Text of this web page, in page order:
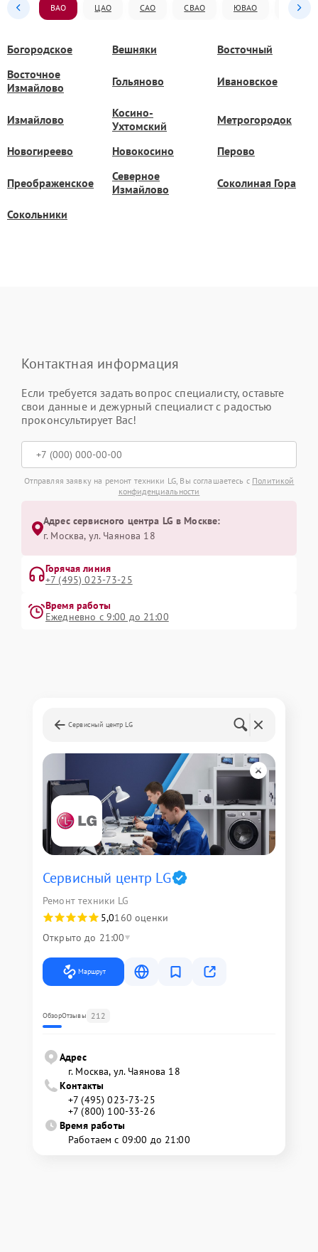
ВАО ЦАО САО СВАО ЮВАО ЮАО
Богородское Вешняки
Восточный
Восточное
Измайлово
Гольяново Ивановское
Измайлово
Косино-
Ухтомский
Метрогородок
Новогиреево Новокосино Перово
Преображенское
Северное
Измайлово
Соколиная Гора
Сокольники
Контактная информация
Если требуется задать вопрос специалисту, оставьте
свои данные и дежурный специалист с радостью
проконсультирует Вас!
Отправляя заявку на ремонт техники LG, Вы соглашаетесь с Политикой
конфиденциальности
Адрес сервисного центра LG в Москве:
г. Москва, ул. Чаянова 18
Горячая линия
+7 (495) 023-73-25
Время работы
Ежедневно с 9:00 до 21:00
Сервисный центр LG
Сервисный центр LG
Ремонт техники LG
5,0160 оценки
Открыто до 21:00
Маршрут
ОбзорОтзывы 212
Адрес
г. Москва, ул. Чаянова 18
Контакты
+7 (495) 023-73-25
+7 (800) 100-33-26
Время работы
Работаем с 09:00 до 21:00